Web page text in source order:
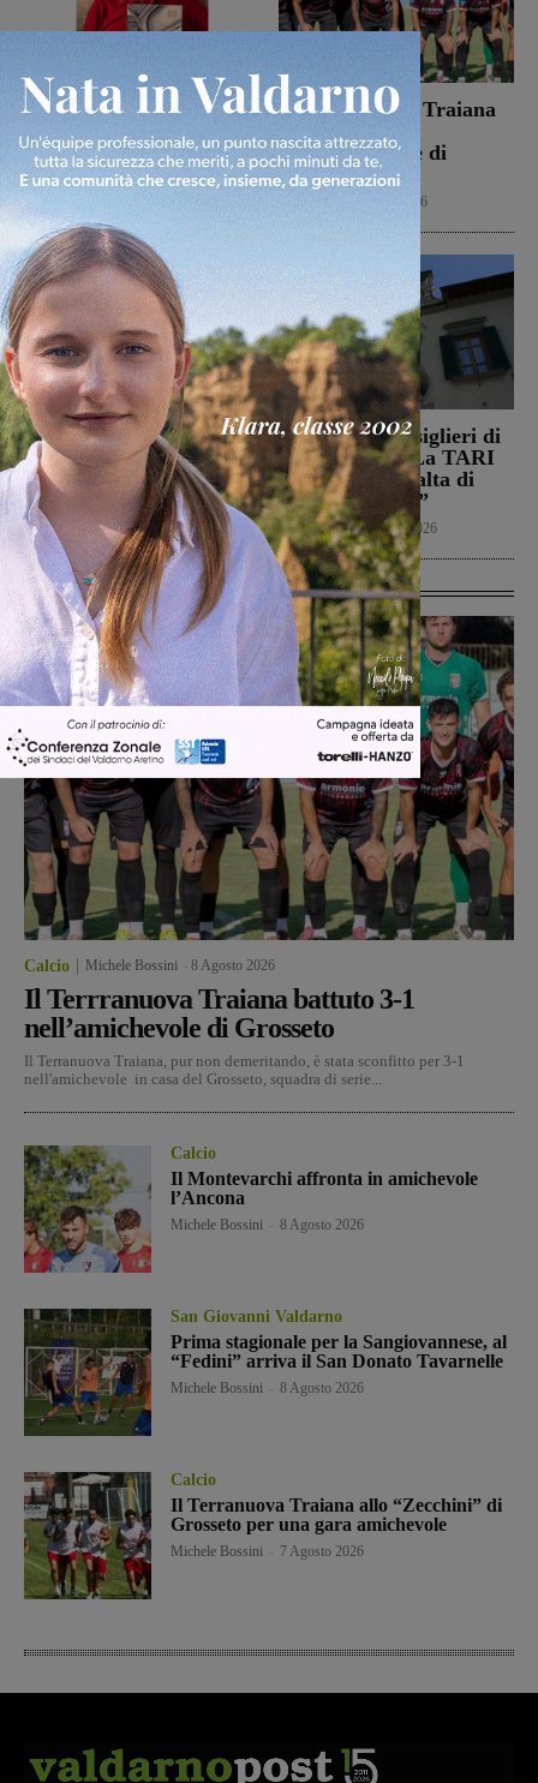
Dal treno all’ospedale, la
vita in “Frammenti”: il
primo libro del
valdarnese Luca Livi
Cultura 9 Agosto 2026
Il Terrranuova Traiana
battuto 3-1
nell’amichevole di
Grosseto
Calcio 8 Agosto 2026
Il Montevarchi affronta
in amichevole l’Ancona
Calcio 8 Agosto 2026
Reggello, i consiglieri di
opposizione: “La TARI
2026 resta più alta di
quella del 2022”
Politica 8 Agosto 2026
Ultime Calcio
Calcio Michele Bossini 8 Agosto 2026
Il Terrranuova Traiana battuto 3-1
nell’amichevole di Grosseto
Il Terranuova Traiana, pur non demeritando, è stata sconfitto per 3-1
nell'amichevole in casa del Grosseto, squadra di serie...
Calcio
Il Montevarchi affronta in amichevole
l’Ancona
Michele Bossini 8 Agosto 2026
San Giovanni Valdarno
Prima stagionale per la Sangiovannese, al
“Fedini” arriva il San Donato Tavarnelle
Michele Bossini 8 Agosto 2026
Calcio
Il Terranuova Traiana allo “Zecchini” di
Grosseto per una gara amichevole
Michele Bossini 7 Agosto 2026